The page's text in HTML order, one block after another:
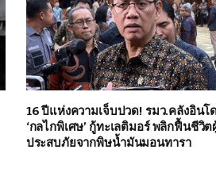
16 ปีแห่งความเจ็บปวด! รมว.คลังอินโ
‘กลไกพิเศษ’ กู้ทะเลติมอร์ พลิกฟื้นชีวิต
ประสบภัยจากพิษน้ำมันมอนทารา